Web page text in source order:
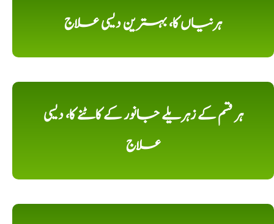
ہرنیاں کا، بہترین دیسی علاج
ہر قسم کے زہریلے جانور کے کاٹنے کا، دیسی
علاج